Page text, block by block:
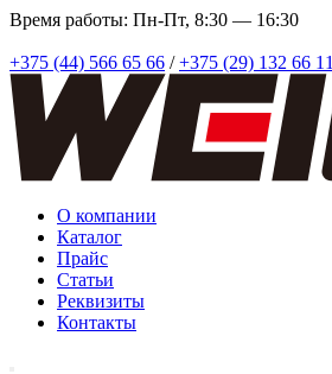
Время работы: Пн-Пт, 8:30 — 16:30
+375 (44) 566 65 66 / +375 (29) 132 66 11
О компании
Каталог
Прайс
Статьи
Реквизиты
Контакты